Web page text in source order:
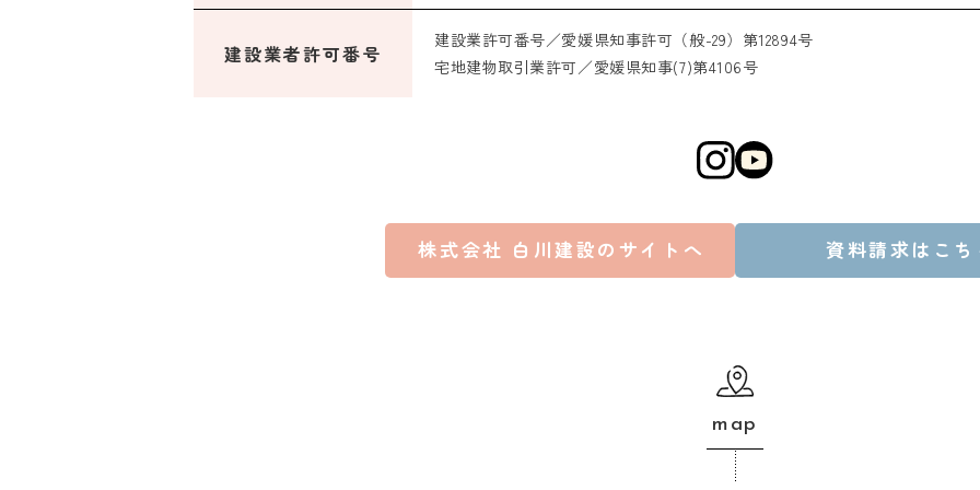
建設業者許可番号
建設業許可番号／愛媛県知事許可（般-29）第12894号
宅地建物取引業許可／愛媛県知事(7)第4106号
株式会社 白川建設のサイトへ 資料請求はこ
map